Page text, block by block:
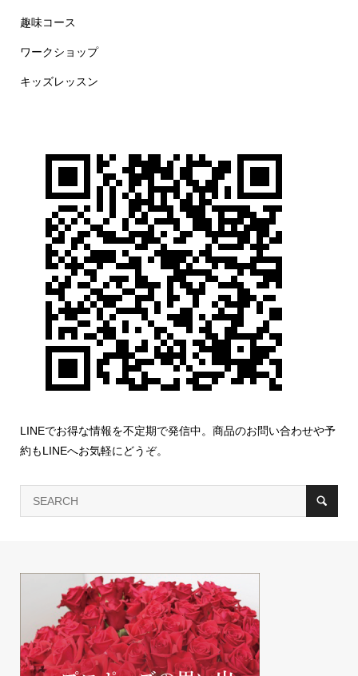
趣味コース
ワークショップ
キッズレッスン
LINEでお得な情報を不定期で発信中。商品のお問い合わせや予